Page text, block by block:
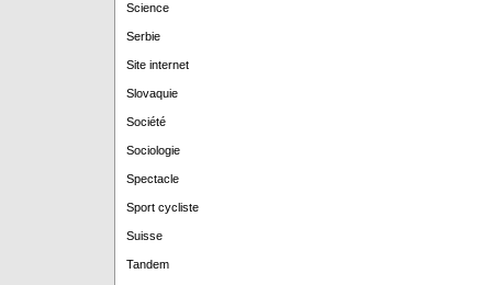
Science
Serbie
Site internet
Slovaquie
Société
Sociologie
Spectacle
Sport cycliste
Suisse
Tandem